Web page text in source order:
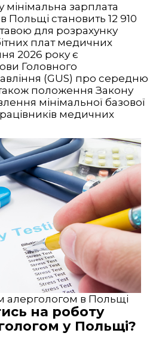
мінімальна зарплата
Польщі становить 12 910
для розрахунку
плат медичних
2026 року є
Головного
(GUS) про середню
також положення Закону
мінімальної базової
медичних
алергологом в Польщі
на роботу
у Польщі?